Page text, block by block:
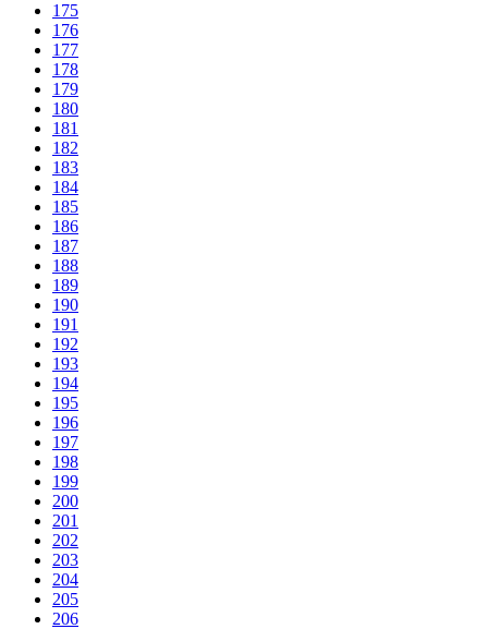
175
176
177
178
179
180
181
182
183
184
185
186
187
188
189
190
191
192
193
194
195
196
197
198
199
200
201
202
203
204
205
206